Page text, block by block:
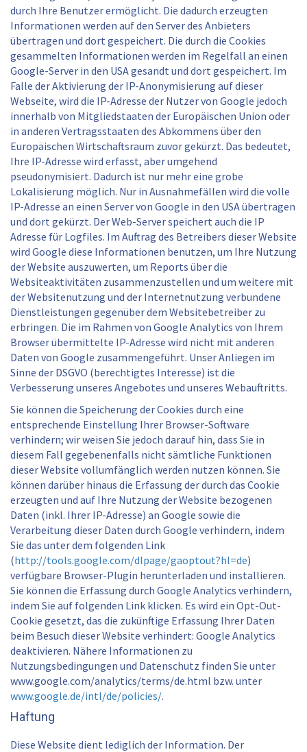
durch Ihre Benutzer ermöglicht. Die dadurch erzeugten
Informationen werden auf den Server des Anbieters
übertragen und dort gespeichert. Die durch die Cookies
gesammelten Informationen werden im Regelfall an einen
Google-Server in den USA gesandt und dort gespeichert. Im
Falle der Aktivierung der IP-Anonymisierung auf dieser
Webseite, wird die IP-Adresse der Nutzer von Google jedoch
innerhalb von Mitgliedstaaten der Europäischen Union oder
in anderen Vertragsstaaten des Abkommens über den
Europäischen Wirtschaftsraum zuvor gekürzt. Das bedeutet,
Ihre IP-Adresse wird erfasst, aber umgehend
pseudonymisiert. Dadurch ist nur mehr eine grobe
Lokalisierung möglich. Nur in Ausnahmefällen wird die volle
IP-Adresse an einen Server von Google in den USA übertragen
und dort gekürzt. Der Web-Server speichert auch die IP
Adresse für Logfiles. Im Auftrag des Betreibers dieser Website
wird Google diese Informationen benutzen, um Ihre Nutzung
der Website auszuwerten, um Reports über die
Websiteaktivitäten zusammenzustellen und um weitere mit
der Websitenutzung und der Internetnutzung verbundene
Dienstleistungen gegenüber dem Websitebetreiber zu
erbringen. Die im Rahmen von Google Analytics von Ihrem
Browser übermittelte IP-Adresse wird nicht mit anderen
Daten von Google zusammengeführt. Unser Anliegen im
Sinne der DSGVO (berechtigtes Interesse) ist die
Verbesserung unseres Angebotes und unseres Webauftritts.
Sie können die Speicherung der Cookies durch eine
entsprechende Einstellung Ihrer Browser-Software
verhindern; wir weisen Sie jedoch darauf hin, dass Sie in
diesem Fall gegebenenfalls nicht sämtliche Funktionen
dieser Website vollumfänglich werden nutzen können. Sie
können darüber hinaus die Erfassung der durch das Cookie
erzeugten und auf Ihre Nutzung der Website bezogenen
Daten (inkl. Ihrer IP-Adresse) an Google sowie die
Verarbeitung dieser Daten durch Google verhindern, indem
Sie das unter dem folgenden Link
(http://tools.google.com/dlpage/gaoptout?hl=de)
verfügbare Browser-Plugin herunterladen und installieren.
Sie können die Erfassung durch Google Analytics verhindern,
indem Sie auf folgenden Link klicken. Es wird ein Opt-Out-
Cookie gesetzt, das die zukünftige Erfassung Ihrer Daten
beim Besuch dieser Website verhindert: Google Analytics
deaktivieren. Nähere Informationen zu
Nutzungsbedingungen und Datenschutz finden Sie unter
www.google.com/analytics/terms/de.html bzw. unter
www.google.de/intl/de/policies/.
Haftung
Diese Website dient lediglich der Information. Der